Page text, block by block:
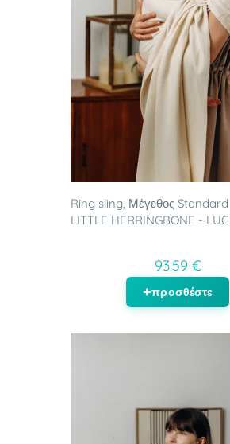
Ring sling, Μέγεθος Standard
LITTLE HERRINGBONE -
93.59 €
προσθέστε